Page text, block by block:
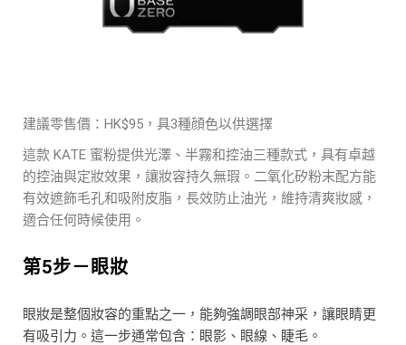
建議零售價：HK$95，具3種顔色以供選擇
這款 KATE 蜜粉提供光澤、半霧和控油三種款式，具有卓越
的控油與定妝效果，讓妝容持久無瑕。二氧化矽粉末配方能
有效遮飾毛孔和吸附皮脂，長效防止油光，維持清爽妝感，
適合任何時候使用。
第5步－眼妝
眼妝是整個妝容的重點之一，能夠強調眼部神采，讓眼睛更
有吸引力。這一步通常包含：眼影、眼線、睫毛。